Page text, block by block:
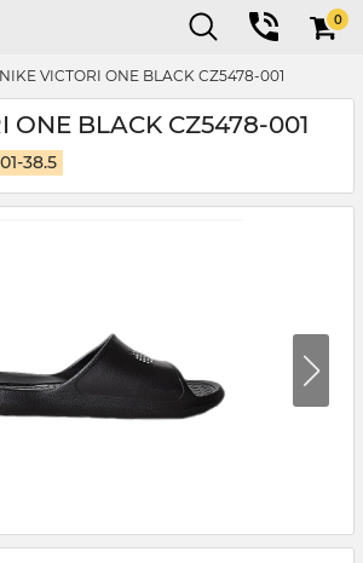
0
NIKE VICTORI ONE BLACK CZ5478-001
ONE BLACK CZ5478-001
38.5